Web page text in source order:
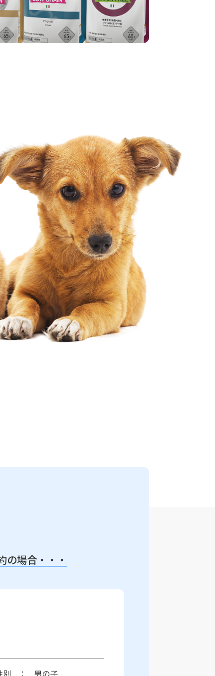
の場合・・・
別 男の子